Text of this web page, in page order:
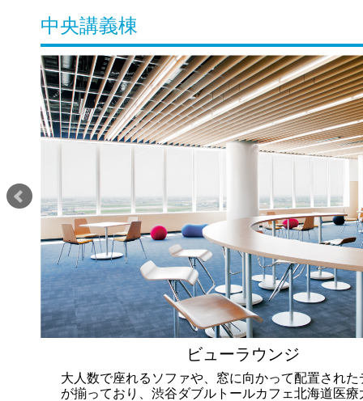
中央講義棟
ビューラウンジ
大人数で座れるソファや、窓に向かって配置された
が揃っており、渋谷ダブルトールカフェ北海道医療